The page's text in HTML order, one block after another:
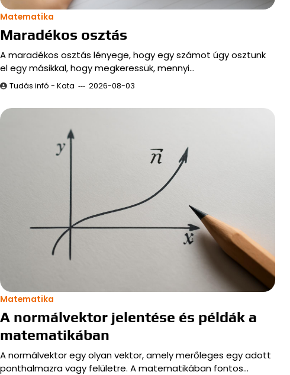
Matematika
Maradékos osztás
A maradékos osztás lényege, hogy egy számot úgy osztunk
el egy másikkal, hogy megkeressük, mennyi…
Tudás infó - Kata 2026-08-03
Matematika
A normálvektor jelentése és példák a
matematikában
A normálvektor egy olyan vektor, amely merőleges egy adott
ponthalmazra vagy felületre. A matematikában fontos…